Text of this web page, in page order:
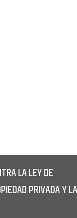
LA LEY DE
PRIVADA Y LA